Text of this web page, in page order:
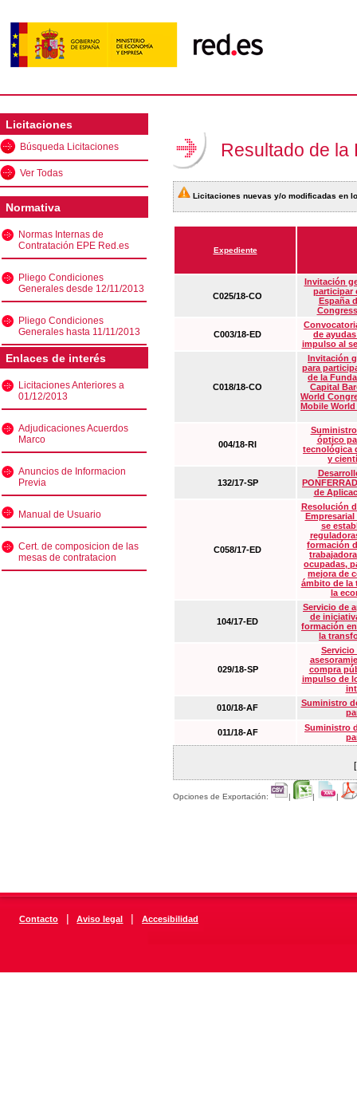
Licitaciones
Búsqueda Licitaciones
Ver Todas
Normativa
Normas Internas de
Contratación EPE Red.es
Pliego Condiciones
Generales desde 12/11/2013
Pliego Condiciones
Generales hasta 11/11/2013
Enlaces de interés
Licitaciones Anteriores a
01/12/2013
Adjudicaciones Acuerdos
Marco
Anuncios de Informacion
Previa
Manual de Usuario
Cert. de composicion de las
mesas de contratacion
Resultado de la
Licitaciones nuevas y/o modificadas en
Expediente
C025/18-CO
Invitación
participar
España
C003/18-ED
de
impulso al
C018/18-CO
Invitación
para
de la
Capital
World
Mobile
004/18-RI
óptico
tecnológica
y
132/17-SP
de
C058/17-ED
Resolución
Empresarial
se
formación
ocupadas,
mejora de
ámbito de la
la
104/17-ED
Servicio de
de
formación
la
029/18-SP
Servicio
compra
impulso de
010/18-AF
Suministro
011/18-AF
Suministro
Opciones de Exportación: | | |
Contacto | Aviso legal | Accesibilidad